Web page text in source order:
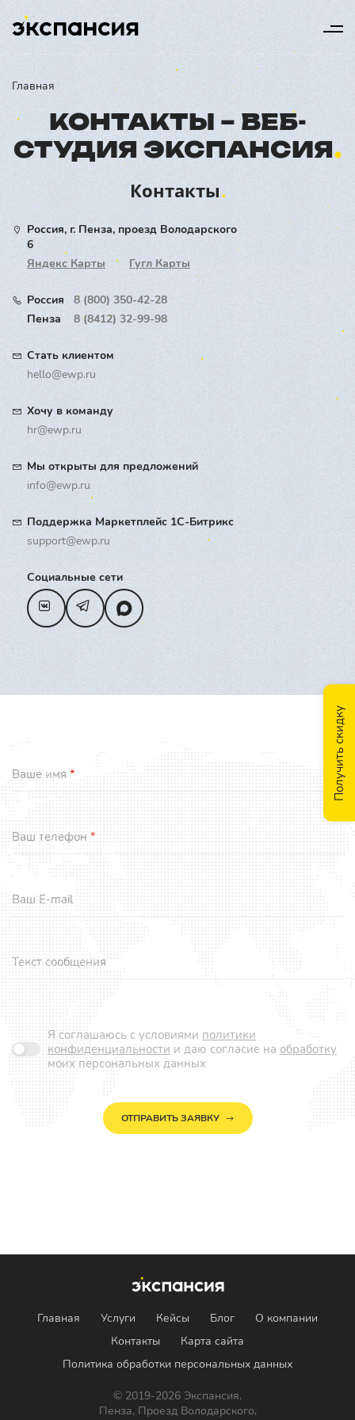
Получить скидку
КОНТАКТЫ – ВЕБ-
СТУДИЯ ЭКСПАНСИЯ
Главная
Контакты
Россия, г. Пенза, проезд Володарского
6
Яндекс Карты
Гугл Карты
Россия
8 (800) 350-42-28
Пенза
8 (8412) 32-99-98
Стать клиентом
hello@ewp.ru
Хочу в команду
hr@ewp.ru
Мы открыты для предложений
info@ewp.ru
Поддержка Маркетплейс 1С-Битрикс
support@ewp.ru
Социальные сети
Ваше имя *
Ваш телефон *
Ваш E-mail
Текст сообщения
Я соглашаюсь с условиями политики
конфиденциальности и даю согласие на обработку
моих персональных данных
ОТПРАВИТЬ ЗАЯВКУ
Главная Услуги Кейсы Блог
О компании
Контакты
Карта сайта
Политика обработки персональных данных
© 2019-2026 Экспансия.
Пенза, Проезд Володарского,